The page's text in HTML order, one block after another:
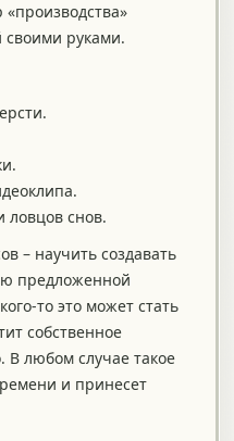
руками.
ловцов снов.
– научить создавать
предложенной
то это может стать
собственное
В любом случае такое
и принесет